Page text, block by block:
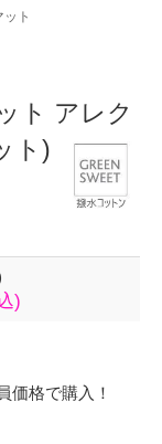
ト
ト アレク
ト)
)
価格で購入！